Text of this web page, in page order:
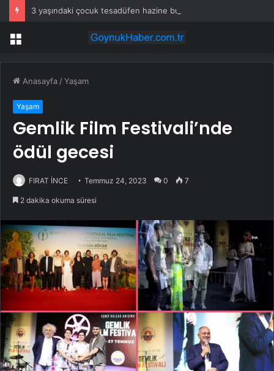
3 yaşındaki çocuk tesadüfen hazine buldu
Menü
Anasayfa /Yaşam
Yaşam
Gemlik Film Festivali’nde
ödül gecesi
FIRAT İNCE Temmuz 24, 2023 0 7
2 dakika okuma süresi